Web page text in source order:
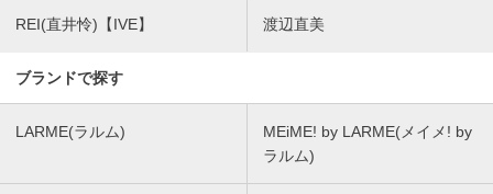
REI(直井怜)【IVE】 渡辺直美
ブランドで探す
LARME(ラルム)
MEiME! by LARME(メイメ! by
ラルム)